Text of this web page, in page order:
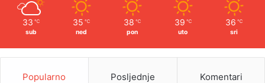
33 ℃
sub
35 ℃
ned
38 ℃
pon
39 ℃
uto
36 ℃
sri
Popularno Posljednje Komentari